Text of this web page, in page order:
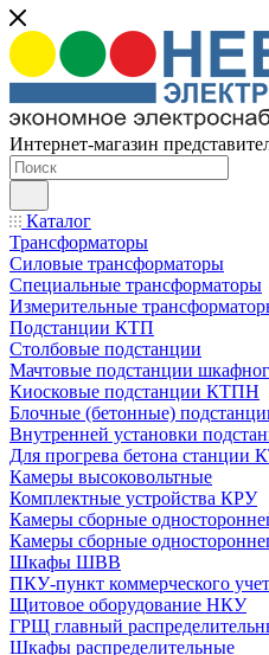
Интернет-магазин
Каталог
Трансформаторы
Силовые трансформаторы
Специальные трансформаторы
Измерительные
Подстанции КТП
Столбовые подстанции
Мачтовые подстанции
Киосковые подстанции КТПН
Блочные (бетонные)
Внутренней установки
Для прогрева бетона
Камеры высоковольтные
Комплектные устройства КРУ
Камеры сборные
Камеры сборные
Шкафы ШВВ
ПКУ-пункт коммерческого
Щитовое оборудование НКУ
ГРЩ главный
Шкафы распределительные